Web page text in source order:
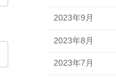
2023年9月
2023年8月
2023年7月